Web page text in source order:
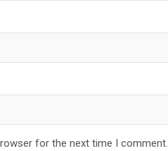
for the next time I comment.